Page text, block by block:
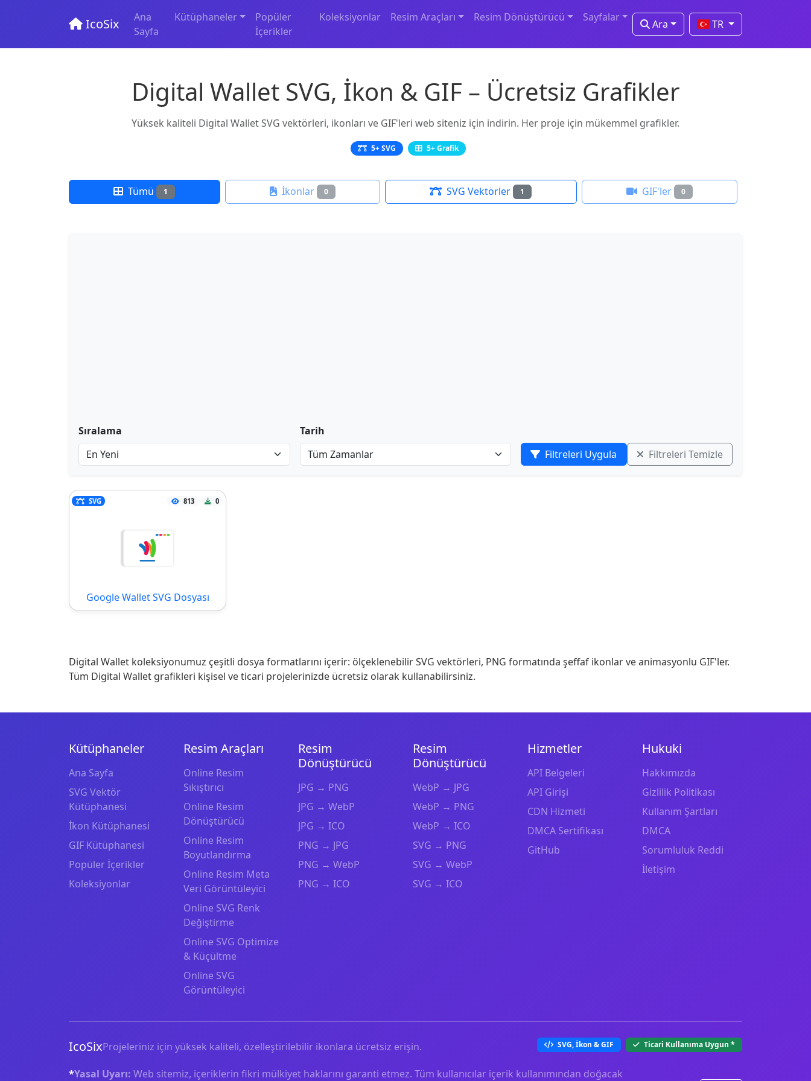
IcoSix
Ana
Sayfa
Kütüphaneler
Popüler
İçerikler
Koleksiyonlar Resim Araçları Resim Dönüştürücü Sayfalar
Ara TR
Digital Wallet SVG, İkon & GIF – Ücretsiz Grafikler
Yüksek kaliteli Digital Wallet SVG vektörleri, ikonları ve GIF'leri web siteniz için indirin. Her proje için mükemmel grafikler.
5+ SVG 5+ Grafik
Tümü 1 İkonlar 0 SVG Vektörler 1 GIF'ler 0
Sıralama
Tarih
Filtreleri Uygula
Filtreleri Temizle
SVG 813 0
Google Wallet SVG Dosyası
Digital Wallet koleksiyonumuz çeşitli dosya formatlarını içerir: ölçeklenebilir SVG vektörleri, PNG formatında şeffaf ikonlar ve animasyonlu GIF'ler.
Tüm Digital Wallet grafikleri kişisel ve ticari projelerinizde ücretsiz olarak kullanabilirsiniz.
Kütüphaneler
Ana Sayfa
SVG Vektör
Kütüphanesi
İkon Kütüphanesi
GIF Kütüphanesi
Popüler İçerikler
Koleksiyonlar
Resim Araçları
Online Resim
Sıkıştırıcı
Online Resim
Dönüştürücü
Online Resim
Boyutlandırma
Online Resim Meta
Veri Görüntüleyici
Online SVG Renk
Değiştirme
Online SVG Optimize
& Küçültme
Online SVG
Görüntüleyici
Resim
Dönüştürücü
JPG → PNG
JPG → WebP
JPG → ICO
PNG → JPG
PNG → WebP
PNG → ICO
Resim
Dönüştürücü
WebP → JPG
WebP → PNG
WebP → ICO
SVG → PNG
SVG → WebP
SVG → ICO
Hizmetler
API Belgeleri
API Girişi
CDN Hizmeti
DMCA Sertifikası
GitHub
Hukuki
Hakkımızda
Gizlilik Politikası
Kullanım Şartları
DMCA
Sorumluluk Reddi
İletişim
IcoSixProjeleriniz için yüksek kaliteli, özelleştirilebilir ikonlara ücretsiz erişin. SVG, İkon & GIF Ticari Kullanıma Uygun *
*Yasal Uyarı: Web sitemiz, içeriklerin fikri mülkiyet haklarını garanti etmez. Tüm kullanıcılar içerik kullanımından doğacak